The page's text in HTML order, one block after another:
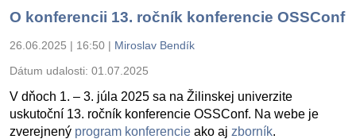
O konferencii 13. ročník konferencie OSSConf
26.06.2025 | 16:50 | Miroslav Bendík
Dátum udalosti: 01.07.2025
V dňoch 1. – 3. júla 2025 sa na Žilinskej univerzite
uskutoční 13. ročník konferencie OSSConf. Na webe je
zverejnený program konferencie ako aj zborník.